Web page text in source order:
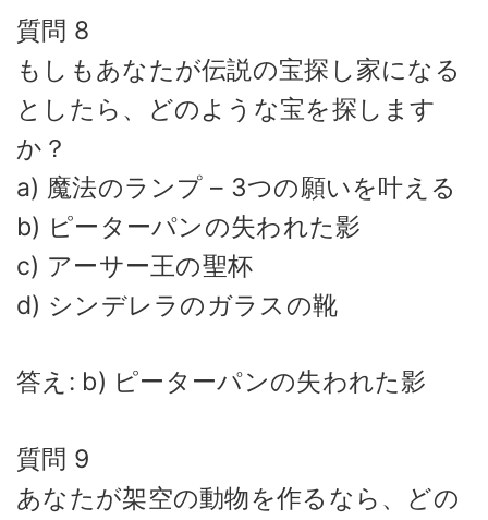
質問 8
もしもあなたが伝説の宝探し家になる
としたら、どのような宝を探します
か？
a) 魔法のランプ – 3つの願いを叶える
b) ピーターパンの失われた影
c) アーサー王の聖杯
d) シンデレラのガラスの靴
答え: b) ピーターパンの失われた影
質問 9
あなたが架空の動物を作るなら、どの